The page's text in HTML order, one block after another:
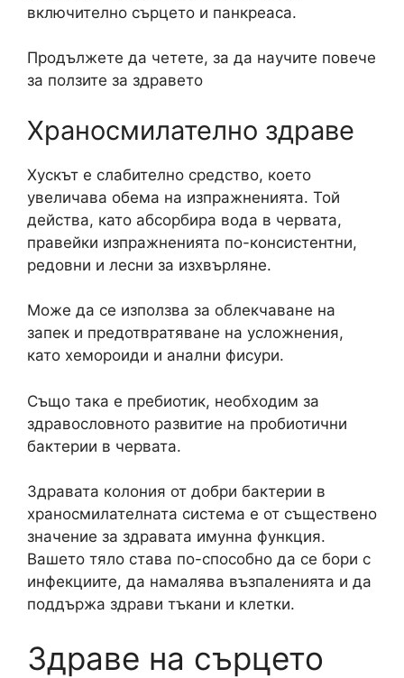
включително сърцето и панкреаса.
Продължете да четете, за да научите повече
за ползите за здравето
Храносмилателно здраве
Хускът е слабително средство, което
увеличава обема на изпражненията. Той
действа, като абсорбира вода в червата,
правейки изпражненията по-консистентни,
редовни и лесни за изхвърляне.
Може да се използва за облекчаване на
запек и предотвратяване на усложнения,
като хемороиди и анални фисури.
Също така е пребиотик, необходим за
здравословното развитие на пробиотични
бактерии в червата.
Здравата колония от добри бактерии в
храносмилателната система е от съществено
значение за здравата имунна функция.
Вашето тяло става по-способно да се бори с
инфекциите, да намалява възпаленията и да
поддържа здрави тъкани и клетки.
Здраве на сърцето